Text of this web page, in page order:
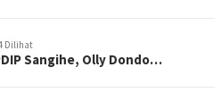
Dilihat
Sangihe, Olly Dondo…